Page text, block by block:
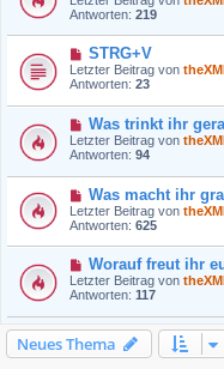
Antworten: 219
STRG+V
Letzter Beitrag von
Antworten: 23
Was trinkt ihr
Letzter Beitrag von
Antworten: 94
Was macht ihr
Letzter Beitrag von
Antworten: 625
Worauf freut ihr
Letzter Beitrag von
Antworten: 117
Neues Thema